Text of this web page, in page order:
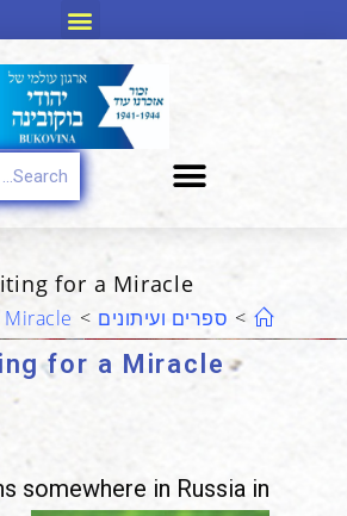
for a Miracle
> ספרים ועיתונים >
for a Miracle
somewhere in Russia in